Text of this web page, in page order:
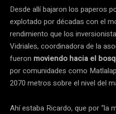
Desde allí bajaron los paperos
explotado por décadas con el
rendimiento que los
Vidriales, coordinadora de la
fueron moviendo hacia el
por comunidades como
2070 metros sobre el nivel del
Ahí estaba Ricardo, que por “la